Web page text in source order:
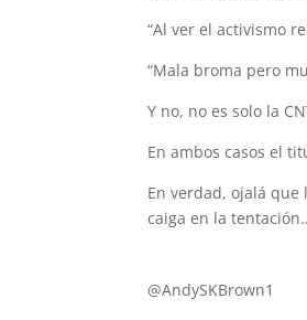
“Al ver el activismo
“Mala broma pero
Y no, no es solo la
En ambos casos el
En verdad, ojalá
caiga en la
@AndySKBrown1